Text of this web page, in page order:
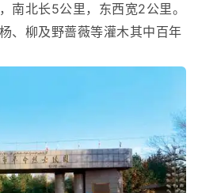
南北长5公里，东西宽2公里。
、柳及野蔷薇等灌木其中百年